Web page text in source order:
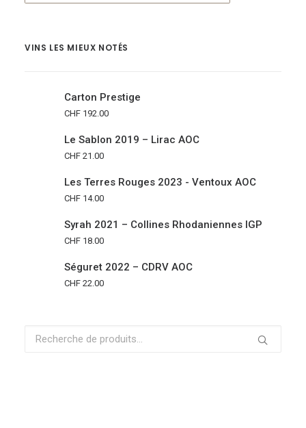
VINS LES MIEUX NOTÉS
Carton Prestige
CHF 192.00
Le Sablon 2019 – Lirac AOC
CHF 21.00
Les Terres Rouges 2023 - Ventoux AOC
CHF 14.00
Syrah 2021 – Collines Rhodaniennes IGP
CHF 18.00
Séguret 2022 – CDRV AOC
CHF 22.00
Recherche